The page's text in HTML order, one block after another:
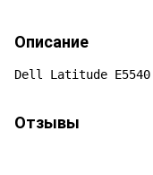
Описание
Dell Latitude E5540
Отзывы